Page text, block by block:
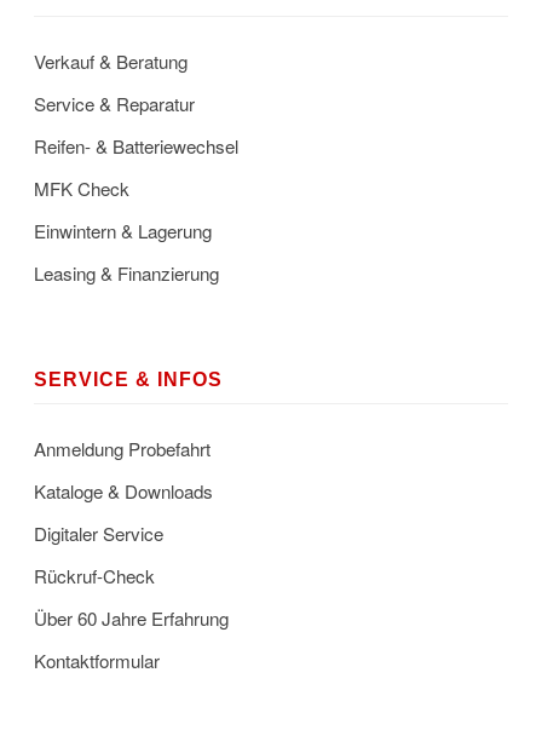
Verkauf & Beratung
Service & Reparatur
Reifen- & Batteriewechsel
MFK Check
Einwintern & Lagerung
Leasing & Finanzierung
SERVICE & INFOS
Anmeldung Probefahrt
Kataloge & Downloads
Digitaler Service
Rückruf-Check
Über 60 Jahre Erfahrung
Kontaktformular